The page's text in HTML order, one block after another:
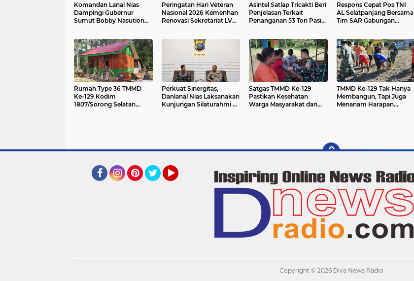
Komandan Lanal Nias
Dampingi Gubernur
Sumut Bobby Nasution
Laut di Nias Utara
Peringatan Hari Veteran
Nasional 2026 Kemenhan
Renovasi Sekretariat LVRI
Asintel Satlap Tricakti Beri
Penjelasan Terkait
Penanganan 53 Ton Pasir
Respons Cepat Pos TNI
AL Selatpanjang Bersama
Tim SAR Gabungan
Perairan Mengkikip
Kepulauan Meranti
Rumah Type 36 TMMD
Ke-129 Kodim
1807/Sorong Selatan
Perkuat Sinergitas,
Danlanal Nias Laksanakan
Kunjungan Silaturahmi ke
Satgas TMMD Ke-129
Pastikan Kesehatan
Warga Masyarakat dan
TMMD Ke-129 Tak Hanya
Membangun, Tapi Juga
Menanam Harapan
Copyright © 2026 Diva News Radio